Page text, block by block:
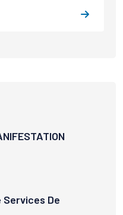
Services De